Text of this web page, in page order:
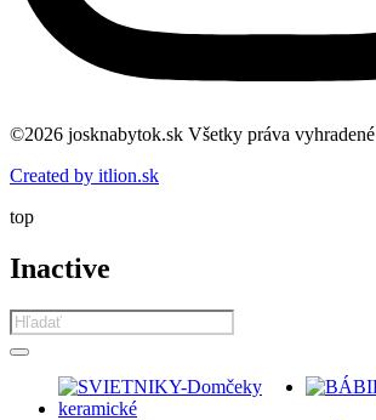
©2026 josknabytok.sk Všetky práva vyhradené
Created by itlion.sk
top
Inactive
Products
search